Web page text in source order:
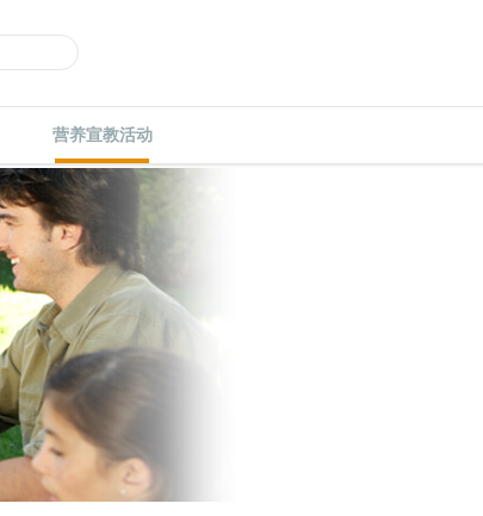
营养宣教活动